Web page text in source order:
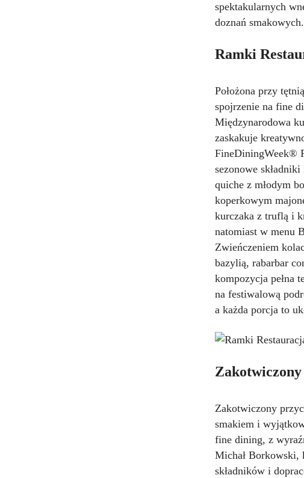
spektakularnych
doznań smakowych.
Ramki
Położona przy
spojrzenie na fine
Międzynarodowa
zaskakuje
FineDiningWeek®
sezonowe
quiche z młodym
koperkowym
kurczaka z truflą i
natomiast w menu
Zwieńczeniem
bazylią, rabarbar
kompozycja pełna
na festiwalową
a każda porcja to
Zakotwiczony
Zakotwiczony
smakiem i
fine dining, z
Michał Borkowski,
składników i